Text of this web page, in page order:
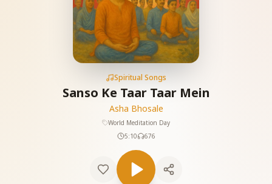
Spiritual Songs
Sanso Ke Taar Taar Mein
Asha Bhosale
World Meditation Day
5:10
676